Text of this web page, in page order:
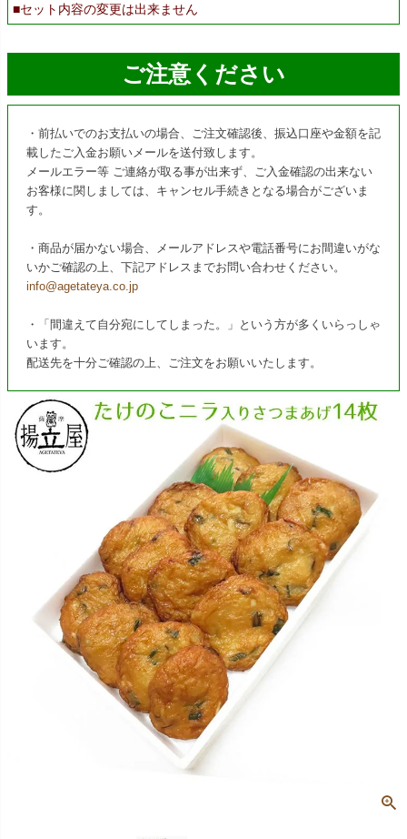
■セット内容の変更は出来ません
ご注意ください
・前払いでのお支払いの場合、ご注文確認後、振込口座や金額を記
載したご入金お願いメールを送付致します。
メールエラー等 ご連絡が取る事が出来ず、ご入金確認の出来ない
お客様に関しましては、キャンセル手続きとなる場合がございま
す。
・商品が届かない場合、メールアドレスや電話番号にお間違いがな
いかご確認の上、下記アドレスまでお問い合わせください。
info@agetateya.co.jp
・「間違えて自分宛にしてしまった。」という方が多くいらっしゃ
います。
配送先を十分ご確認の上、ご注文をお願いいたします。